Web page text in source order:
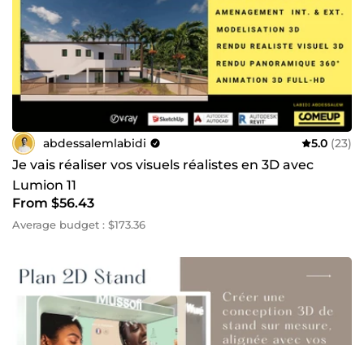
abdessalemlabidi 5.0 (23)
Je vais réaliser vos visuels réalistes en 3D avec
Lumion 11
From $56.43
Average budget : $173.36